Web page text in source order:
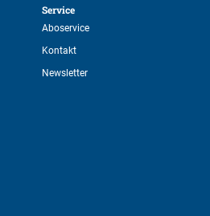
Service
Aboservice
Kontakt
Newsletter